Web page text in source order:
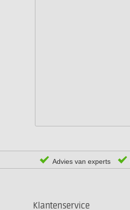
Advies van experts
Klantenservice